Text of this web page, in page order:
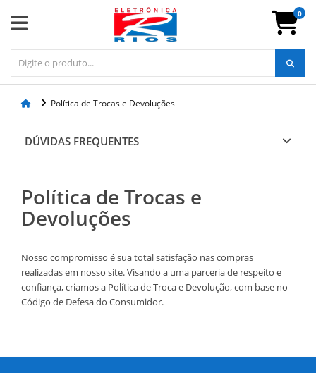
0
Política de Trocas e Devoluções
DÚVIDAS FREQUENTES
Política de Trocas e
Devoluções
Nosso compromisso é sua total satisfação nas compras
realizadas em nosso site. Visando a uma parceria de respeito e
confiança, criamos a Política de Troca e Devolução, com base no
Código de Defesa do Consumidor.